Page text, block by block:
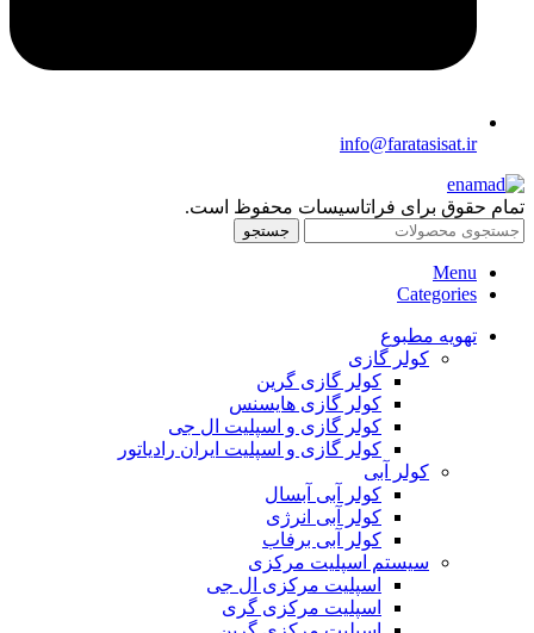
info@faratasisat.ir
تمام حقوق برای فراتاسیسات محفوظ است.
جستجو
Menu
Categories
تهویه مطبوع
کولر گازی
کولر گازی گرین
کولر گازی هایسنس
کولر گازی و اسپلیت ال جی
کولر گازی و اسپلیت ایران رادیاتور
کولر آبی
کولر آبی آبسال
کولر آبی انرژی
کولر آبی برفاب
سیستم اسپلیت مرکزی
اسپلیت مرکزی ال جی
اسپلیت مرکزی گری